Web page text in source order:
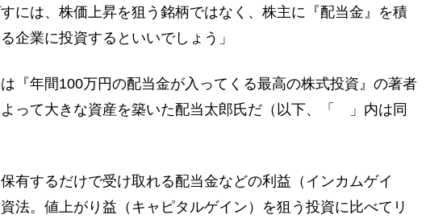
すには、株価上昇を狙う銘柄ではなく、株主に『配当金』を積
企業に投資するといいでしょう」
『年間100万円の配当金が入ってくる最高の株式投資』の著者
って大きな資産を築いた配当太郎氏だ（以下、「 」内は同
有するだけで受け取れる配当金などの利益（インカムゲイ
法。値上がり益（キャピタルゲイン）を狙う投資に比べてリ